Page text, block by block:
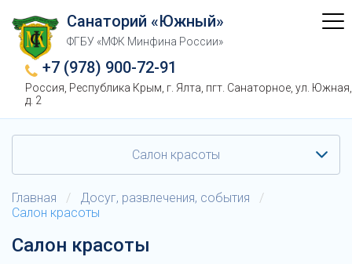
Санаторий «Южный»
ФГБУ «МФК Минфина России»
+7 (978) 900-72-91
Россия, Республика Крым, г. Ялта, пгт. Санаторное, ул. Южная,
д. 2
Салон красоты
Главная / Досуг, развлечения, события
/
Салон красоты
Салон красоты